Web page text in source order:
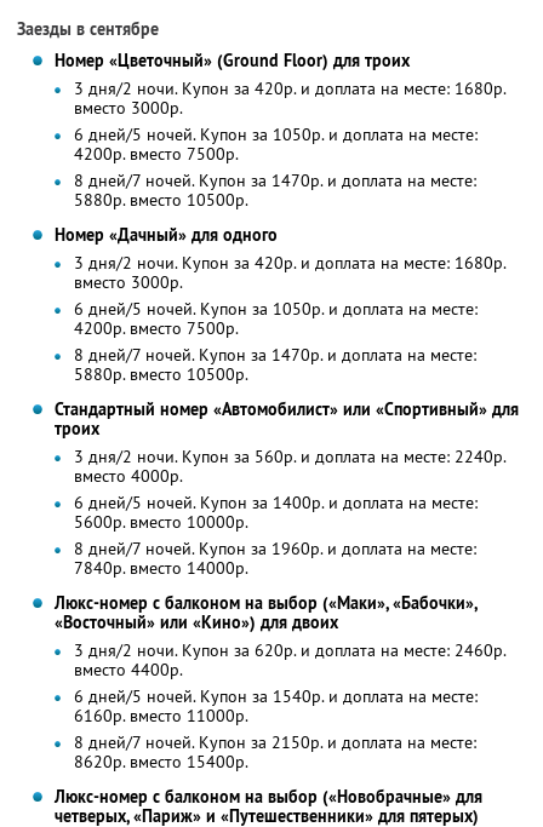
Заезды в сентябре
Номер «Цветочный» (Ground Floor) для троих
3 дня/2 ночи. Купон за 420р. и доплата на месте: 1680р.
вместо 3000р.
6 дней/5 ночей. Купон за 1050р. и доплата на месте:
4200р. вместо 7500р.
8 дней/7 ночей. Купон за 1470р. и доплата на месте:
5880р. вместо 10500р.
Номер «Дачный» для одного
3 дня/2 ночи. Купон за 420р. и доплата на месте: 1680р.
вместо 3000р.
6 дней/5 ночей. Купон за 1050р. и доплата на месте:
4200р. вместо 7500р.
8 дней/7 ночей. Купон за 1470р. и доплата на месте:
5880р. вместо 10500р.
Стандартный номер «Автомобилист» или «Спортивный» для
троих
3 дня/2 ночи. Купон за 560р. и доплата на месте: 2240р.
вместо 4000р.
6 дней/5 ночей. Купон за 1400р. и доплата на месте:
5600р. вместо 10000р.
8 дней/7 ночей. Купон за 1960р. и доплата на месте:
7840р. вместо 14000р.
Люкс-номер с балконом на выбор («Маки», «Бабочки»,
«Восточный» или «Кино») для двоих
3 дня/2 ночи. Купон за 620р. и доплата на месте: 2460р.
вместо 4400р.
6 дней/5 ночей. Купон за 1540р. и доплата на месте:
6160р. вместо 11000р.
8 дней/7 ночей. Купон за 2150р. и доплата на месте:
8620р. вместо 15400р.
Люкс-номер с балконом на выбор («Новобрачные» для
четверых, «Париж» и «Путешественники» для пятерых)